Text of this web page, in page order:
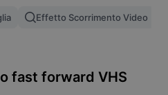
Effetto Scorrimento Video
fast forward VHS